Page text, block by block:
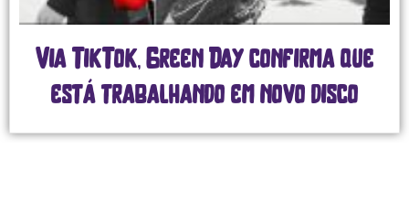
Via TikTok, Green Day confirma que
está trabalhando em novo disco